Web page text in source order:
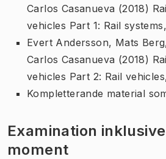
Carlos Casanueva (2018)
vehicles Part 1: Rail
Evert Andersson, Mats
Carlos Casanueva (2018)
vehicles Part 2: Rail
Kompletterande material
Examination
moment